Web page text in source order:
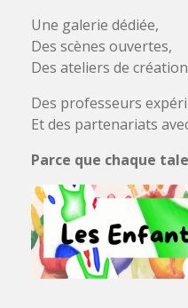
Une galerie dédiée,
Des scènes ouvertes,
Des ateliers de
Des professeurs
Et des partenariats
Parce que chaque